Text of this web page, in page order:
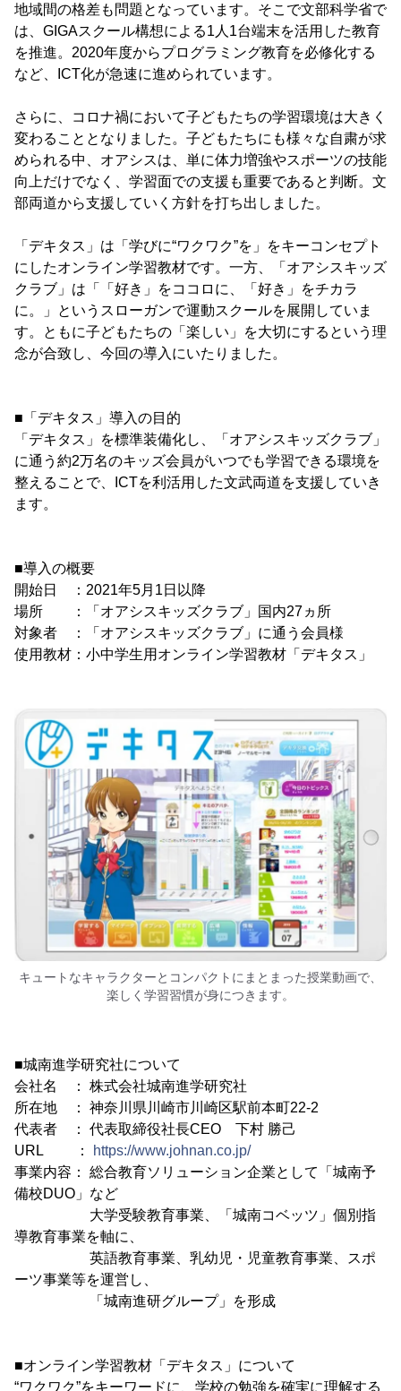
地域間の格差も問題となっています。そこで文部科学省で
は、GIGAスクール構想による1人1台端末を活用した教育
を推進。2020年度からプログラミング教育を必修化する
など、ICT化が急速に進められています。
さらに、コロナ禍において子どもたちの学習環境は大きく
変わることとなりました。子どもたちにも様々な自粛が求
められる中、オアシスは、単に体力増強やスポーツの技能
向上だけでなく、学習面での支援も重要であると判断。文
部両道から支援していく方針を打ち出しました。
「デキタス」は「学びに“ワクワク”を」をキーコンセプト
にしたオンライン学習教材です。一方、「オアシスキッズ
クラブ」は「「好き」をココロに、「好き」をチカラ
に。」というスローガンで運動スクールを展開していま
す。ともに子どもたちの「楽しい」を大切にするという理
念が合致し、今回の導入にいたりました。
■「デキタス」導入の目的
「デキタス」を標準装備化し、「オアシスキッズクラブ」
に通う約2万名のキッズ会員がいつでも学習できる環境を
整えることで、ICTを利活用した文武両道を支援していき
ます。
■導入の概要
開始日 ：2021年5月1日以降
場所 ：「オアシスキッズクラブ」国内27ヵ所
対象者 ：「オアシスキッズクラブ」に通う会員様
使用教材：小中学生用オンライン学習教材「デキタス」
キュートなキャラクターとコンパクトにまとまった授業動画で、
楽しく学習習慣が身につきます。
■城南進学研究社について
会社名 ： 株式会社城南進学研究社
所在地 ： 神奈川県川崎市川崎区駅前本町22-2
代表者 ： 代表取締役社長CEO 下村 勝己
URL ：
https://www.johnan.co.jp/
事業内容： 総合教育ソリューション企業として「城南予
備校DUO」など
大学受験教育事業、「城南コベッツ」個別指
導教育事業を軸に、
英語教育事業、乳幼児・児童教育事業、スポ
ーツ事業等を運営し、
「城南進研グループ」を形成
■オンライン学習教材「デキタス」について
“ワクワク”をキーワードに、学校の勉強を確実に理解する